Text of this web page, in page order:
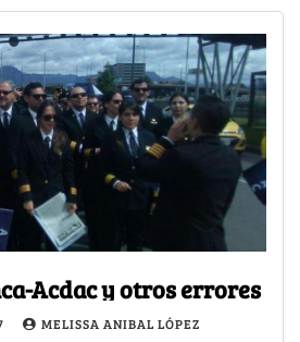
Acdac y otros errores
MELISSA ANIBAL LÓPEZ